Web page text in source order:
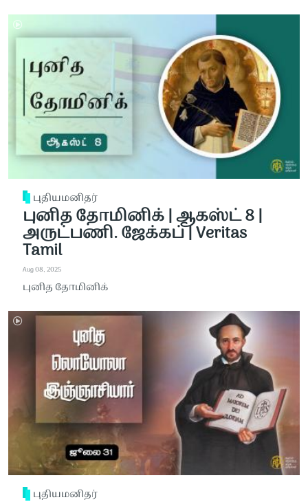
புதியமனிதர்
புனித தோமினிக் | ஆகஸ்ட் 8 |
அருட்பணி. ஜேக்கப் | Veritas
Tamil
Aug 08, 2025
புனித தோமினிக்
புதியமனிதர்